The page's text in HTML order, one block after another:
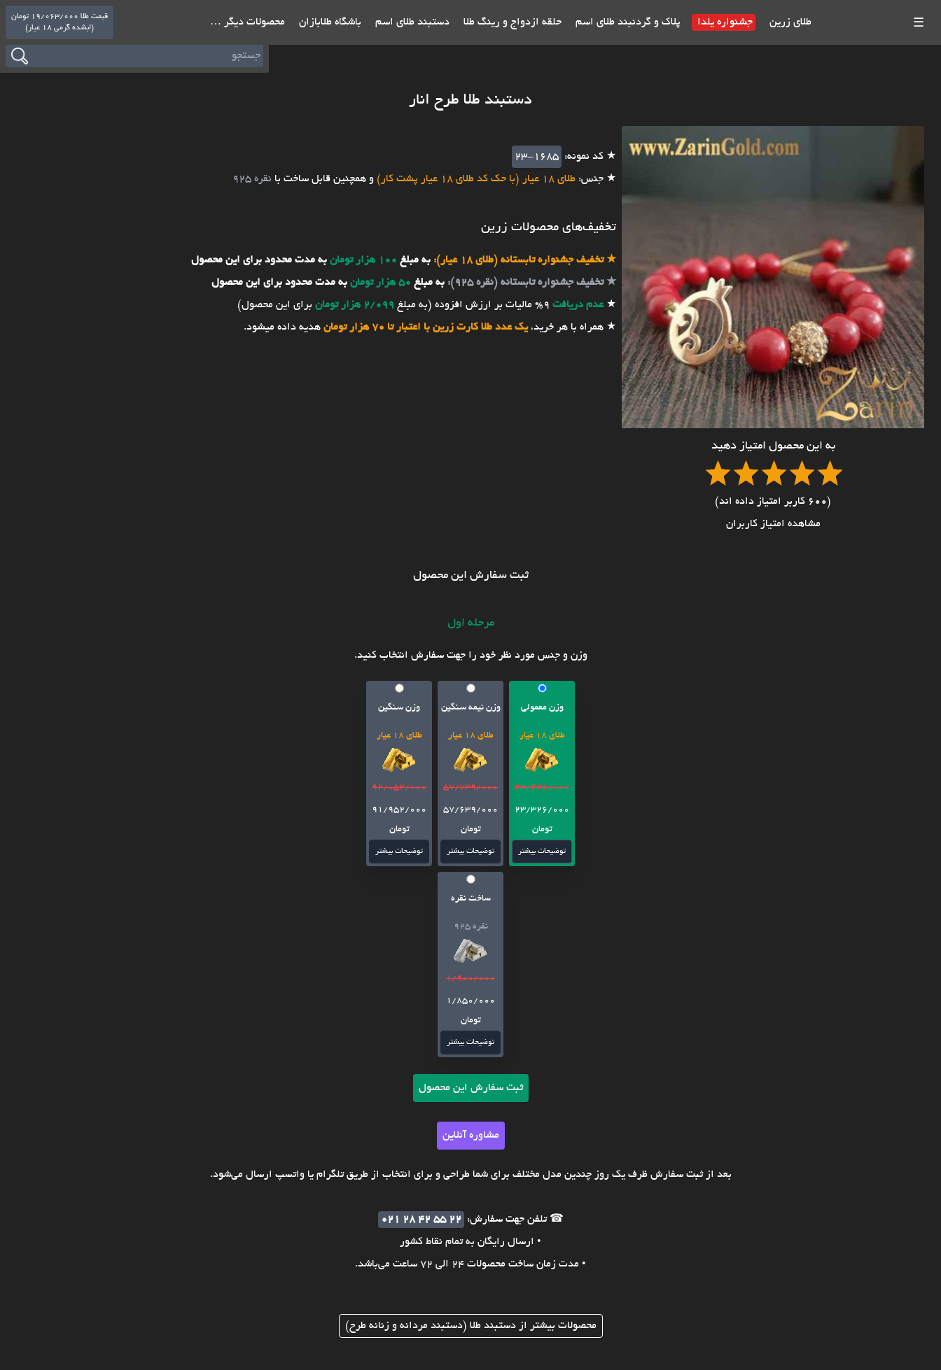
☰ طلای زرین جشنواره یلدا پلاک و گردنبند طلای اسم حلقه ازدواج و رینگ طلا دستبند طلای اسم باشگاه طلابازان محصولات دیگر …
قیمت طلا 19/063/000 تومان
(ابشده گرمی 18 عیار)
دستبند طلا طرح انار
به این محصول امتیاز دهید
(600 کاربر امتیاز داده اند)
مشاهده امتیاز کاربران
★ کد نمونه: 23-1685
★ جنس: طلای 18 عیار (با حک کد طلای 18 عیار پشت کار) و همچنین قابل ساخت با نقره 925
تخفیف‌های محصولات زرین
★تخفیف جشنواره تابستانه (طلای 18 عیار): به مبلغ 100 هزار تومان
به مدت محدود برای این محصول
★تخفیف جشنواره تابستانه (نقره 925): به مبلغ 50 هزار تومان
به مدت محدود برای این محصول
★عدم دریافت 9% مالیات بر ارزش افزوده (به مبلغ 2/099 هزار تومان
برای این محصول)
★ همراه با هر خرید،یک عدد طلا کارت زرین با اعتبار تا 70 هزار تومان هدیه داده میشود.
ثبت سفارش این محصول
مرحله اول
وزن و جنس مورد نظر خود را جهت سفارش انتخاب کنید.
وزن معمولی
طلای 18 عیار
23/426/000
23/326/000
تومان
توضیحات بیشتر
وزن نیمه سنگین
طلای 18 عیار
57/739/000
57/639/000
تومان
توضیحات بیشتر
وزن سنگین
طلای 18 عیار
92/052/000
91/952/000
تومان
توضیحات بیشتر
ساخت نقره
نقره 925
1/900/000
1/850/000
تومان
توضیحات بیشتر
ثبت سفارش این محصول
مشاوره آنلاین
بعد از ثبت سفارش ظرف یک روز چندین مدل مختلف برای شما طراحی و برای انتخاب از طریق تلگرام یا واتسپ ارسال می‌شود.
☎ تلفن جهت سفارش:
021 28 42 55 22
• ارسال رایگان به تمام نقاط کشور
• مدت زمان ساخت محصولات 24 الی 72 ساعت می‌باشد.
محصولات بیشتر از دستبند طلا (دستبند مردانه و زنانه طرح)